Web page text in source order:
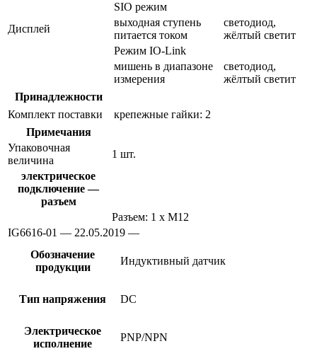
Дисплей
SIO режим
выходная ступень
питается током
светодиод,
жёлтый светит
Режим IO-Link
мишень в диапазоне
измерения
светодиод,
жёлтый светит
Принадлежности
Комплект поставки
крепежные гайки: 2
Примечания
Упаковочная
величина
1 шт.
электрическое
подключение —
разъем
Разъем: 1 x M12
IG6616-01 — 22.05.2019 —
Обозначение
продукции
Индуктивный датчик
Тип напряжения DC
Электрическое
исполнение
PNP/NPN